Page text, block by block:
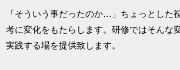
「そういう事だったのか…」ちょっとした
考に変化をもたらします。研修ではそんな
実践する場を提供致します。